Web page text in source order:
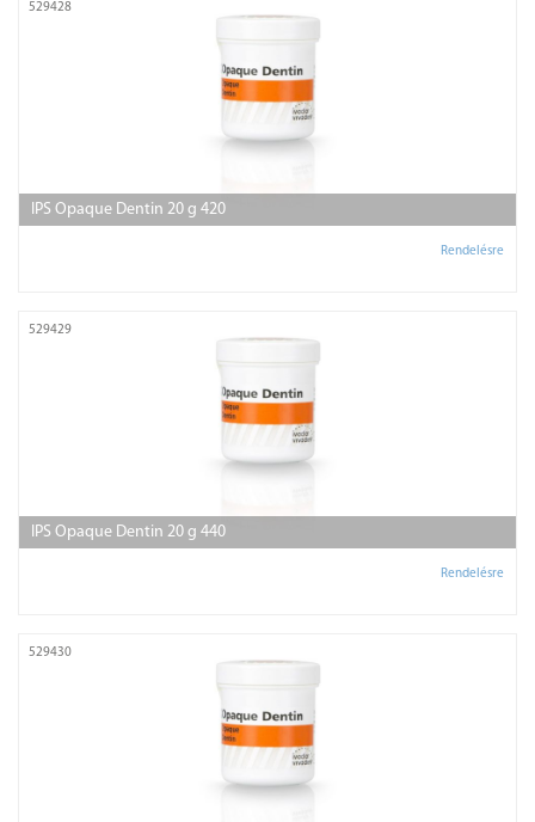
529428
IPS Opaque Dentin 20 g 420
Rendelésre
529429
IPS Opaque Dentin 20 g 440
Rendelésre
529430